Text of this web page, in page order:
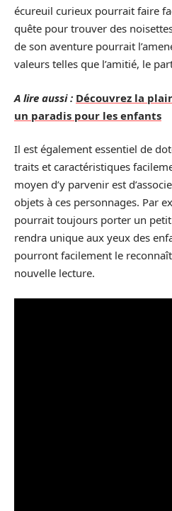
écureuil curieux pourrait faire
quête pour trouver des
de son aventure pourrait
valeurs telles que l’amitié, le
A lire aussi : Découvrez la
un paradis pour les enfants
Il est également essentiel de
traits et caractéristiques
moyen d’y parvenir est
objets à ces personnages. Par
pourrait toujours porter un
rendra unique aux yeux des
pourront facilement le
nouvelle lecture.